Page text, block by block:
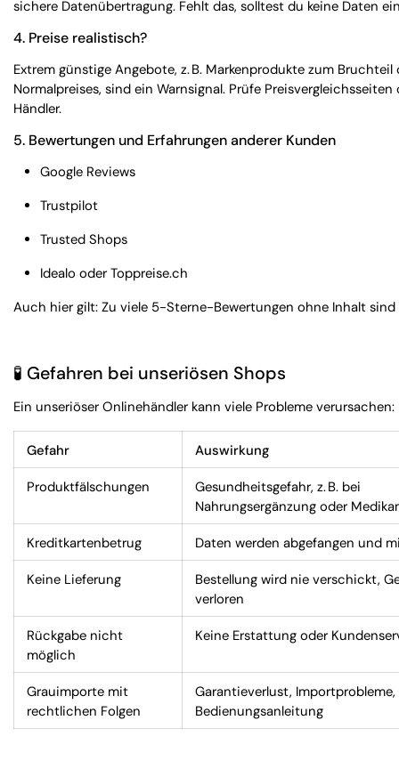
sichere Datenübertragung. Fehlt das, solltest du keine Daten
4. Preise realistisch?
Extrem günstige Angebote, z. B. Markenprodukte zum Bruchteil
Normalpreises, sind ein Warnsignal. Prüfe Preisvergleichsseiten
Händler.
5. Bewertungen und Erfahrungen anderer Kunden
Google Reviews
Trustpilot
Trusted Shops
Idealo oder Toppreise.ch
Auch hier gilt: Zu viele 5-Sterne-Bewertungen ohne Inhalt
🧪 Gefahren bei unseriösen Shops
Ein unseriöser Onlinehändler kann viele Probleme verursachen:
Gefahr Auswirkung
Produktfälschungen
Gesundheitsgefahr, z. B. bei
Nahrungsergänzung oder
Kreditkartenbetrug Daten werden abgefangen und
Keine Lieferung
Bestellung wird nie verschickt,
verloren
Rückgabe nicht
möglich
Keine Erstattung oder
Grauimporte mit
rechtlichen Folgen
Garantieverlust,
Bedienungsanleitung